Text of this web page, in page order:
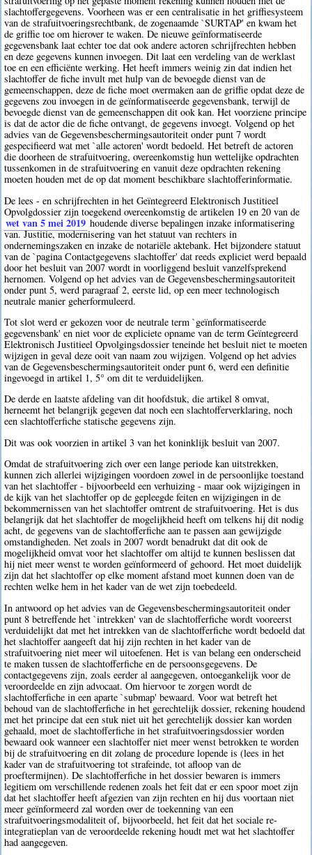
slachtoffergegevens. Voorheen was er een centralisatie in het griffiesysteem
van de strafuitvoeringsrechtbank, de zogenaamde `SURTAP' en kwam het
de griffie toe om hierover te waken. De nieuwe geïnformatiseerde
gegevensbank laat echter toe dat ook andere actoren schrijfrechten hebben
en deze gegevens kunnen invoegen. Dit laat een verdeling van de werklast
toe en een efficiënte werking. Het heeft immers weinig zin dat indien het
slachtoffer de fiche invult met hulp van de bevoegde dienst van de
gemeenschappen, deze de fiche moet overmaken aan de griffie opdat deze de
gegevens zou invoegen in de geïnformatiseerde gegevensbank, terwijl de
bevoegde dienst van de gemeenschappen dit ook kan. Het voorziene principe
is dat de actor die de fiche ontvangt, de gegevens invoegt. Volgend op het
advies van de Gegevensbeschermingsautoriteit onder punt 7 wordt
gespecifieerd wat met `alle actoren' wordt bedoeld. Het betreft de actoren
die doorheen de strafuitvoering, overeenkomstig hun wettelijke opdrachten
tussenkomen in de strafuitvoering en vanuit deze opdrachten rekening
moeten houden met de op dat moment beschikbare slachtofferinformatie.
De lees - en schrijfrechten in het Geïntegreerd Elektronisch Justitieel
Opvolgdossier zijn toegekend overeenkomstig de artikelen 19 en 20 van de
wet van 5 mei 2019 houdende diverse bepalingen inzake informatisering
van. Justitie, modernisering van het statuut van rechters in
ondernemingszaken en inzake de notariële aktebank. Het bijzondere statuut
van de `pagina Contactgegevens slachtoffer' dat reeds expliciet werd bepaald
door het besluit van 2007 wordt in voorliggend besluit vanzelfsprekend
hernomen. Volgend op het advies van de Gegevensbeschermingsautoriteit
onder punt 5, werd paragraaf 2, eerste lid, op een meer technologisch
neutrale manier geherformuleerd.
Tot slot werd er gekozen voor de neutrale term `geïnformatiseerde
gegevensbank' en niet voor de expliciete opname van de term Geïntegreerd
Elektronisch Justitieel Opvolgingsdossier teneinde het besluit niet te moeten
wijzigen in geval deze ooit van naam zou wijzigen. Volgend op het advies
van de Gegevensbeschermingsautoriteit onder punt 6, werd een definitie
ingevoegd in artikel 1, 5° om dit te verduidelijken.
De derde en laatste afdeling van dit hoofdstuk, die artikel 8 omvat,
herneemt het belangrijk gegeven dat noch een slachtofferverklaring, noch
een slachtofferfiche statische gegevens zijn.
Dit was ook voorzien in artikel 3 van het koninklijk besluit van 2007.
Omdat de strafuitvoering zich over een lange periode kan uitstrekken,
kunnen zich allerlei wijzigingen voordoen zowel in de persoonlijke toestand
van het slachtoffer - bijvoorbeeld een verhuizing - maar ook wijzigingen in
de kijk van het slachtoffer op de gepleegde feiten en wijzigingen in de
bekommernissen van het slachtoffer omtrent de strafuitvoering. Het is dus
belangrijk dat het slachtoffer de mogelijkheid heeft om telkens hij dit nodig
acht, de gegevens van de slachtofferfiche aan te passen aan gewijzigde
omstandigheden. Net zoals in 2007 wordt benadrukt dat dit ook de
mogelijkheid omvat voor het slachtoffer om altijd te kunnen beslissen dat
hij niet meer wenst te worden geïnformeerd of gehoord. Het moet duidelijk
zijn dat het slachtoffer op elke moment afstand moet kunnen doen van de
rechten welke hem in het kader van de wet zijn toebedeeld.
In antwoord op het advies van de Gegevensbeschermingsautoriteit onder
punt 8 betreffende het `intrekken' van de slachtofferfiche wordt vooreerst
verduidelijkt dat met het intrekken van de slachtofferfiche wordt bedoeld dat
het slachtoffer aangeeft dat hij zijn rechten in het kader van de
strafuitvoering niet meer wil uitoefenen. Het is van belang een onderscheid
te maken tussen de slachtofferfiche en de persoonsgegevens. De
contactgegevens zijn, zoals eerder al aangegeven, ontoegankelijk voor de
veroordeelde en zijn advocaat. Om hiervoor te zorgen wordt de
slachtofferfiche in een aparte `submap' bewaard. Voor wat betreft het
behoud van de slachtofferfiche in het gerechtelijk dossier, rekening houdend
met het principe dat een stuk niet uit het gerechtelijk dossier kan worden
gehaald, moet de slachtofferfiche in het strafuitvoeringsdossier worden
bewaard ook wanneer een slachtoffer niet meer wenst betrokken te worden
bij de strafuitvoering en dit zolang de procedure lopende is (lees in het
kader van de strafuitvoering tot strafeinde, tot afloop van de
proeftermijnen). De slachtofferfiche in het dossier bewaren is immers
legitiem om verschillende redenen zoals het feit dat er een spoor moet zijn
dat het slachtoffer heeft afgezien van zijn rechten en hij dus voortaan niet
meer geïnformeerd zal worden over de toekenning van een
strafuitvoeringsmodaliteit of, bijvoorbeeld, het feit dat het sociale re-
integratieplan van de veroordeelde rekening houdt met wat het slachtoffer
had aangegeven.